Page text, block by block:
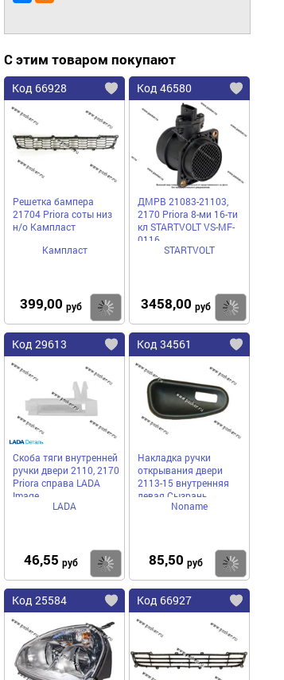
С этим товаром покупают
Код 66928
Решетка бампера
21704 Priora соты низ
н/о Кампласт
Кампласт
399,00 руб Купить
Код 46580
ДМРВ 21083-21103,
2170 Priora 8-ми 16-ти
кл STARTVOLT VS-MF-
0116
STARTVOLT
3458,00 руб
Код 29613
Скоба тяги внутренней
ручки двери 2110, 2170
Priora справа LADA
Image
LADA
46,55 руб Купить
Код 34561
Накладка ручки
открывания двери
2113-15 внутренняя
левая Сызрань
Noname
85,50 руб
Код 25584 Код 66927